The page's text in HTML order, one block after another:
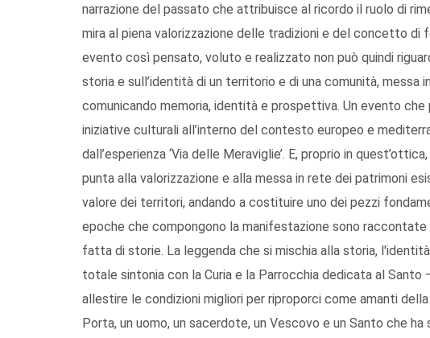
narrazione del passato che attribuisce al ricordo il ruolo di
mira al piena valorizzazione delle tradizioni e del concetto di
evento così pensato, voluto e realizzato non può quindi
storia e sull’identità di un territorio e di una comunità, messa
comunicando memoria, identità e prospettiva. Un evento che
iniziative culturali all’interno del contesto europeo e
dall’esperienza ‘Via delle Meraviglie’. E, proprio in
punta alla valorizzazione e alla messa in rete dei patrimoni
valore dei territori, andando a costituire uno dei pezzi
epoche che compongono la manifestazione sono raccontate
fatta di storie. La leggenda che si mischia alla storia,
totale sintonia con la Curia e la Parrocchia dedicata al
allestire le condizioni migliori per riproporci come amanti
Porta, un uomo, un sacerdote, un Vescovo e un Santo che